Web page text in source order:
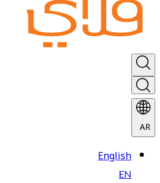
AR
English
EN